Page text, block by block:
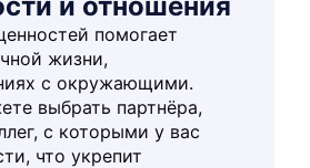
помогает
жизни,
с окружающими.
выбрать партнёра,
с которыми у вас
что укрепит